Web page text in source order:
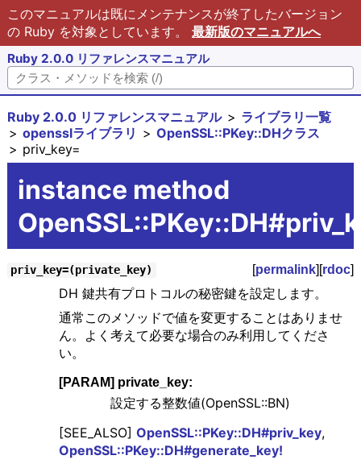
このマニュアルは既にメンテナンスが終了したバージョン
の Ruby を対象としています。 最新版のマニュアルへ
Ruby 2.0.0 リファレンスマニュアル
Ruby 2.0.0 リファレンスマニュアル
ライブラリ一覧
opensslライブラリ
OpenSSL::PKey::DHクラス
priv_key=
instance method
priv_key=(private_key) [permalink][rdoc]
DH 鍵共有プロトコルの秘密鍵を設定します。
通常このメソッドで値を変更することはありませ
ん。よく考えて必要な場合のみ利用してくださ
い。
[PARAM] private_key:
設定する整数値(OpenSSL::BN)
[SEE_ALSO] OpenSSL::PKey::DH#priv_key,
OpenSSL::PKey::DH#generate_key!